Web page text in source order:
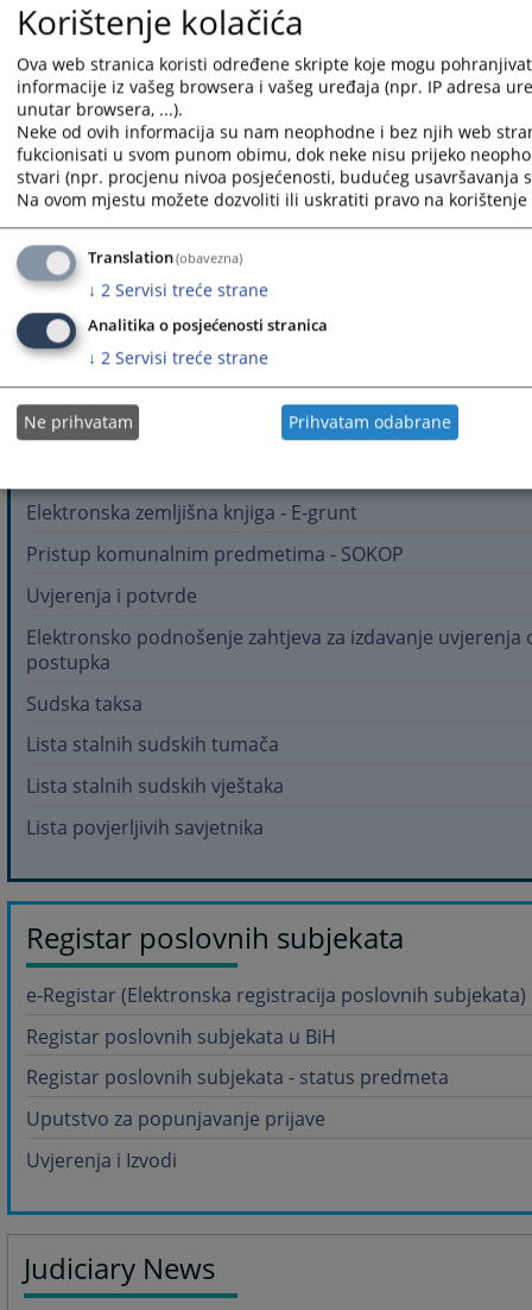
Notice Board
Hearings' Schedule
Rasporedi ročišta u PDF formatu
Sudska prodaja
Obavijest građanima o izvršnom postupku
Elektronska zemljišna knjiga - E-grunt
Pristup komunalnim predmetima - SOKOP
Uvjerenja i potvrde
Elektronsko podnošenje zahtjeva za izdavanje
postupka
Sudska taksa
Lista stalnih sudskih tumača
Lista stalnih sudskih vještaka
Lista povjerljivih savjetnika
Registar poslovnih subjekata
e-Registar (Elektronska registracija poslovnih subjekata)
Registar poslovnih subjekata u BiH
Registar poslovnih subjekata - status predmeta
Uputstvo za popunjavanje prijave
Uvjerenja i Izvodi
Judiciary News
Korištenje kolačića
Ova web stranica koristi određene skripte koje mogu
informacije iz vašeg browsera i vašeg uređaja (npr. IP adresa
unutar browsera, ...).
Neke od ovih informacija su nam neophodne i bez njih web
fukcionisati u svom punom obimu, dok neke nisu prijeko
stvari (npr. procjenu nivoa posjećenosti, budućeg usavršavanja
Na ovom mjestu možete dozvoliti ili uskratiti pravo na
Translation(obavezna)
↓ 2 Servisi treće strane
Analitika o posjećenosti stranica
↓ 2 Servisi treće strane
Ne prihvatam Prihvatam odabrane